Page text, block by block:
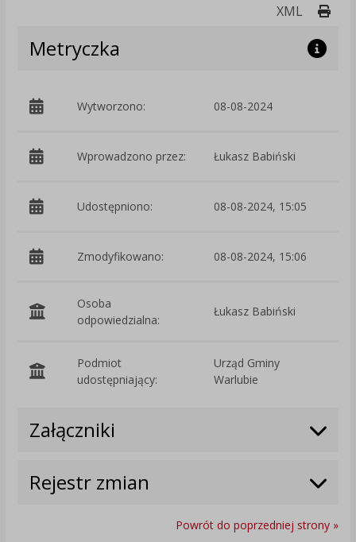
XML
Metryczka
Wytworzono: 08-08-2024
Wprowadzono przez: Łukasz Babiński
Udostępniono: 08-08-2024, 15:05
Zmodyfikowano: 08-08-2024, 15:06
Osoba
odpowiedzialna:
Łukasz Babiński
Podmiot
udostępniający:
Urząd Gminy
Warlubie
Załączniki
Rejestr zmian
Powrót do poprzedniej strony »